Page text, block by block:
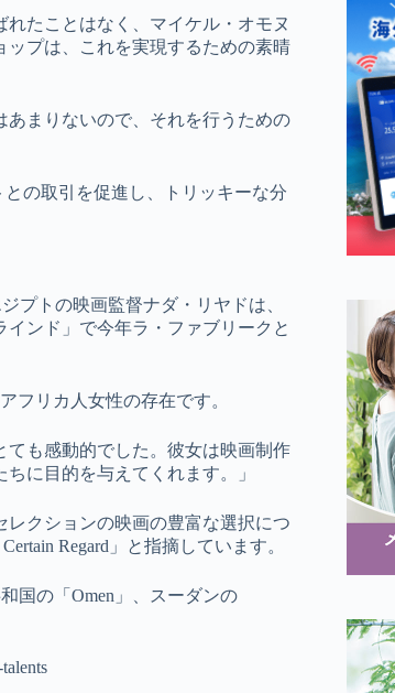
たことはなく、マイケル・オモヌ
プは、これを実現するための素晴
あまりないので、それを行うための
との取引を促進し、トリッキーな分
プトの映画監督ナダ・リヤドは、
ンド」で今年ラ・ファブリークと
フリカ人女性の存在です。
ても感動的でした。彼女は映画制作
に目的を与えてくれます。」
レクションの映画の豊富な選択につ
Regard」と指摘しています。
国の「Omen」、スーダンの